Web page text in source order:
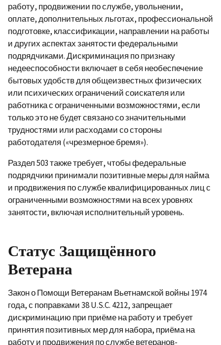
работу, продвижении по службе, увольнении,
оплате, дополнительных льготах, профессиональной
подготовке, классификации, направлении на работы
и других аспектах занятости федеральными
подрядчиками. Дискриминация по признаку
недееспособности включает в себя необеспечение
бытовых удобств для общеизвестных физических
или психических ограничений соискателя или
работника с ограниченными возможностями, если
только это не будет связано со значительными
трудностями или расходами со стороны
работодателя («чрезмерное бремя»).
Раздел 503 также требует, чтобы федеральные
подрядчики принимали позитивные меры для найма
и продвижения по службе квалифицированных лиц с
ограниченными возможностями на всех уровнях
занятости, включая исполнительный уровень.
Статус Защищённого
Ветерана
Закон о Помощи Ветеранам Вьетнамской войны 1974
года, с поправками 38 U.S.C. 4212, запрещает
дискриминацию при приёме на работу и требует
принятия позитивных мер для набора, приёма на
работу и продвижения по службе ветеранов-